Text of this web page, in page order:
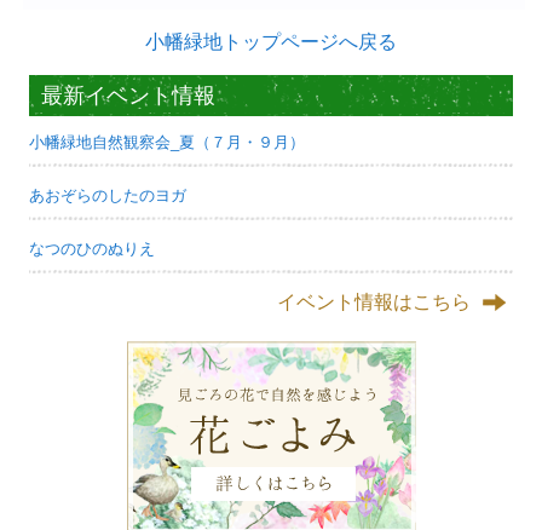
小幡緑地トップページへ戻る
最新イベント情報
小幡緑地自然観察会_夏（７月・９月）
あおぞらのしたのヨガ
なつのひのぬりえ
イベント情報はこちら